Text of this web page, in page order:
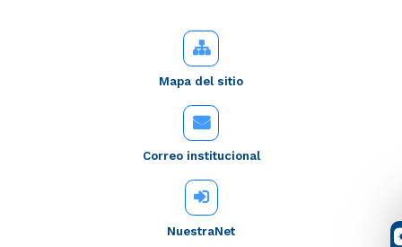
Mapa del sitio
Correo institucional
NuestraNet